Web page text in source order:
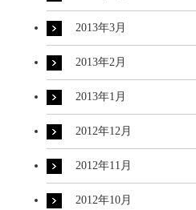
2013年3月
2013年2月
2013年1月
2012年12月
2012年11月
2012年10月